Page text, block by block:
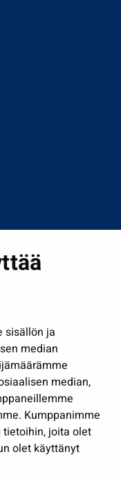
sisällön ja
median
median,
Kumppanimme
joita olet
olet käyttänyt